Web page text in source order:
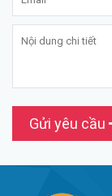
Gửi yêu cầu